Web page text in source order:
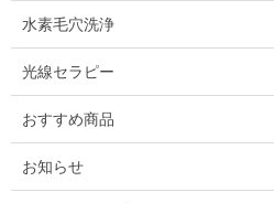
水素毛穴洗浄
光線セラピー
おすすめ商品
お知らせ